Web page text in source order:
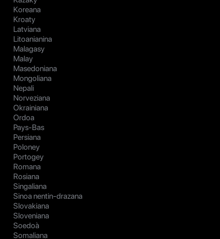
Koreana
Kroaty
Latviana
Litoanianina
Malagasy
Malay
Masedoniana
Mongoliana
Nepali
Norveziana
Okrainiana
Ordoa
Pays-Bas
Persiana
Poloney
Portogey
Romana
Rosiana
Singaliana
Sinoa nentin-drazana
Slovakiana
Sloveniana
Soedoà
Somaliana